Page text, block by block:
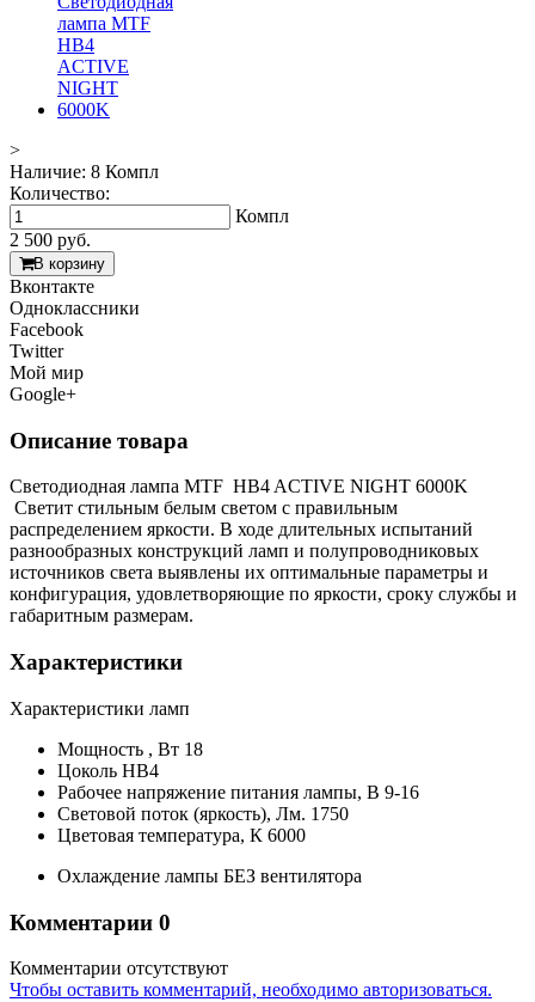
>
Наличие: 8 Компл
Количество:
Компл
2 500 руб.
В корзину
Вконтакте
Одноклассники
Facebook
Twitter
Мой мир
Google+
Описание товара
Светодиодная лампа MTF HB4 ACTIVE NIGHT 6000K
Светит стильным белым светом с правильным
распределением яркости. В ходе длительных испытаний
разнообразных конструкций ламп и полупроводниковых
источников света выявлены их оптимальные параметры и
конфигурация, удовлетворяющие по яркости, сроку службы и
габаритным размерам.
Характеристики
Характеристики ламп
Мощность , Вт 18
Цоколь HB4
Рабочее напряжение питания лампы, В 9-16
Световой поток (яркость), Лм. 1750
Цветовая температура, К 6000
Охлаждение лампы БЕЗ вентилятора
Комментарии 0
Комментарии отсутствуют
Чтобы оставить комментарий, необходимо авторизоваться.